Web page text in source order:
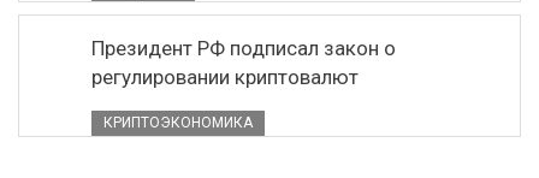
Президент РФ подписал закон о
регулировании криптовалют
КРИПТОЭКОНОМИКА